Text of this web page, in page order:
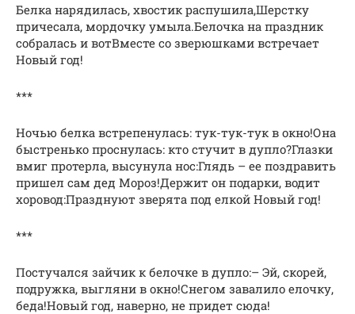
Белка нарядилась, хвостик распушила,Шерстку
причесала, мордочку умыла.Белочка на праздник
собралась и вотВместе со зверюшками встречает
Новый год!
***
Ночью белка встрепенулась: тук-тук-тук в окно!Она
быстренько проснулась: кто стучит в дупло?Глазки
вмиг протерла, высунула нос:Глядь – ее поздравить
пришел сам дед Мороз!Держит он подарки, водит
хоровод:Празднуют зверята под елкой Новый год!
***
Постучался зайчик к белочке в дупло:– Эй, скорей,
подружка, выгляни в окно!Снегом завалило елочку,
беда!Новый год, наверно, не придет сюда!